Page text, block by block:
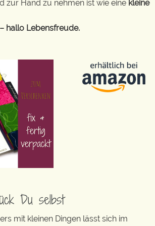
zur Hand zu nehmen ist wie eine kleine
hallo Lebensfreude.
Du selbst
mit kleinen Dingen lässt sich im